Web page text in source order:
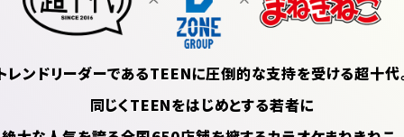
レンドリーダーであるTEENに圧倒的な支持を受ける超十代
同じくTEENをはじめとする若者に